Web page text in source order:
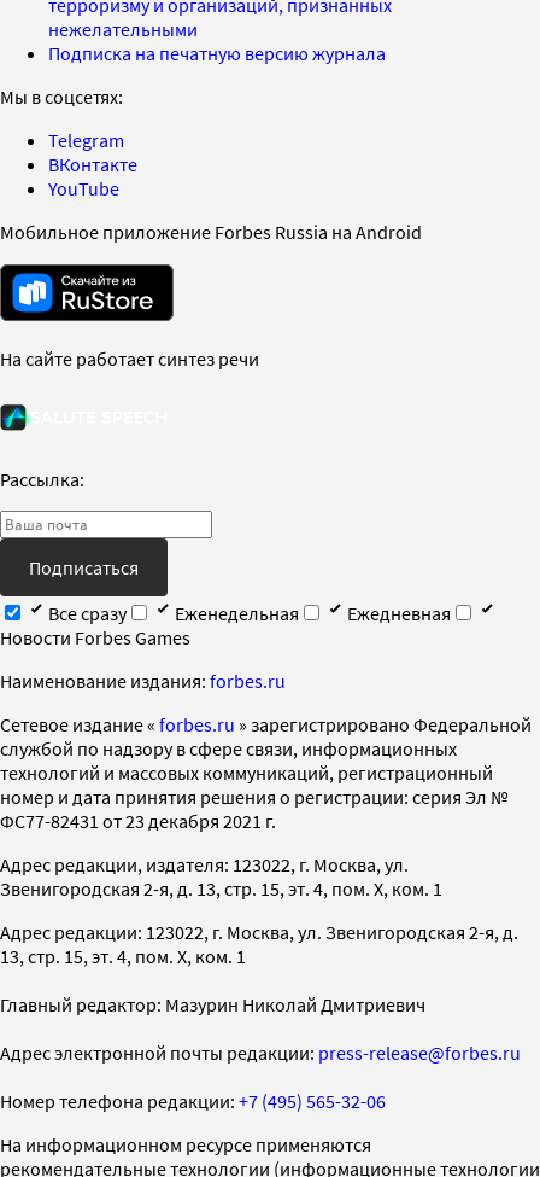
нежелательными
Подписка на печатную версию журнала
Мы в соцсетях:
Telegram
ВКонтакте
YouTube
Мобильное приложение Forbes Russia на Android
На сайте работает синтез речи
Рассылка:
Подписаться
Все сразу
Еженедельная
Ежедневная
Новости Forbes Games
Наименование издания: forbes.ru
Cетевое издание « forbes.ru » зарегистрировано Федеральной
службой по надзору в сфере связи, информационных
технологий и массовых коммуникаций, регистрационный
номер и дата принятия решения о регистрации: серия Эл №
ФС77-82431 от 23 декабря 2021 г.
Адрес редакции, издателя: 123022, г. Москва, ул.
Звенигородская 2-я, д. 13, стр. 15, эт. 4, пом. X, ком. 1
Адрес редакции: 123022, г. Москва, ул. Звенигородская 2-я, д.
13, стр. 15, эт. 4, пом. X, ком. 1
Главный редактор: Мазурин Николай Дмитриевич
Адрес электронной почты редакции: press-release@forbes.ru
Номер телефона редакции: +7 (495) 565-32-06
На информационном ресурсе применяются
рекомендательные технологии (информационные технологии